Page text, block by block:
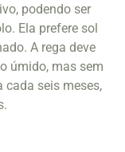
podendo ser
Ela prefere sol
A rega deve
úmido, mas sem
cada seis meses,